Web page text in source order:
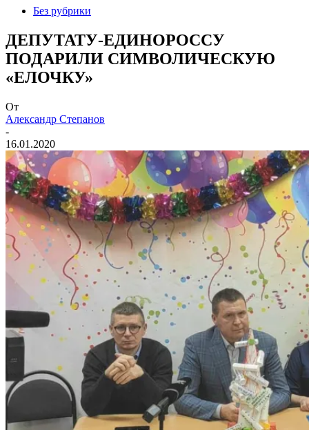
Без рубрики
ДЕПУТАТУ-ЕДИНОРОССУ
ПОДАРИЛИ СИМВОЛИЧЕСКУЮ
«ЕЛОЧКУ»
От
Александр Степанов
-
16.01.2020